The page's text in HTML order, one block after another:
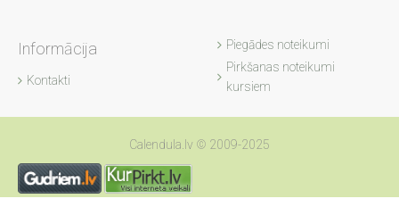
Informācija
Kontakti
Piegādes noteikumi
Pirkšanas noteikumi
kursiem
Calendula.lv © 2009-2025